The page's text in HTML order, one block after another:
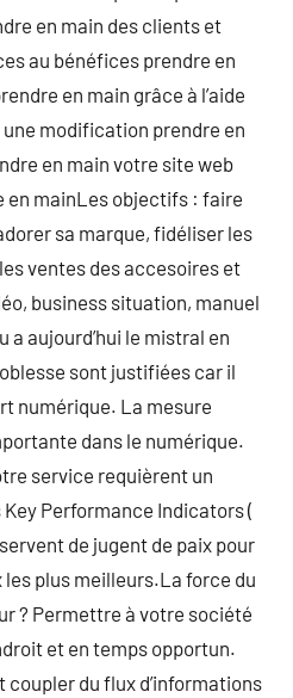
en main des clients et
au bénéfices prendre en
en main grâce à l’aide
une modification prendre en
en main votre site web
en mainLes objectifs : faire
sa marque, fidéliser les
ventes des accesoires et
business situation, manuel
aujourd’hui le mistral en
sont justifiées car il
numérique. La mesure
dans le numérique.
service requièrent un
Performance Indicators (
de jugent de paix pour
plus meilleurs.La force du
? Permettre à votre société
et en temps opportun.
coupler du flux d’informations